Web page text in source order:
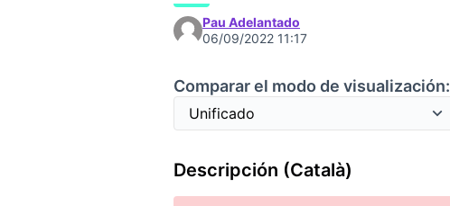
Pau Adelantado
06/09/2022 11:17
Comparar el modo de visualización:
Descripción (Català)